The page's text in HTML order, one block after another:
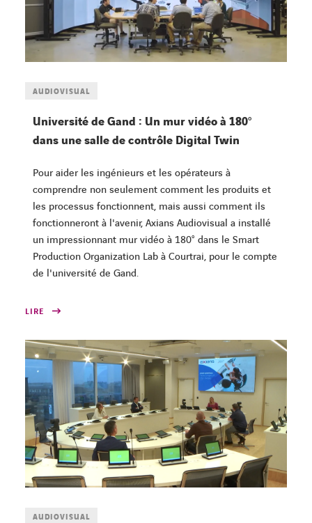
FACEBOOK
TWITTERLINKEDINYOUTUBE
AUDIOVISUAL
Université de Gand : Un mur vidéo à 180°
dans une salle de contrôle Digital Twin
Pour aider les ingénieurs et les opérateurs à
comprendre non seulement comment les produits et
les processus fonctionnent, mais aussi comment ils
fonctionneront à l'avenir, Axians Audiovisual a installé
un impressionnant mur vidéo à 180° dans le Smart
Production Organization Lab à Courtrai, pour le compte
de l'université de Gand.
LIRE
AUDIOVISUAL